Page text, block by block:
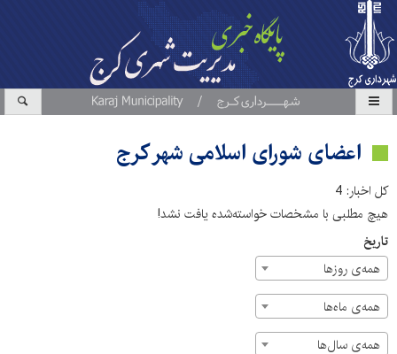
اعضای شورای اسلامی شهر کرج
کل اخبار: 4
هیچ مطلبی با مشخصات خواسته‌شده یافت نشد!
تاریخ
همه‌ی روزها
همه‌ی ماه‌ها
همه‌ی سال‌ها